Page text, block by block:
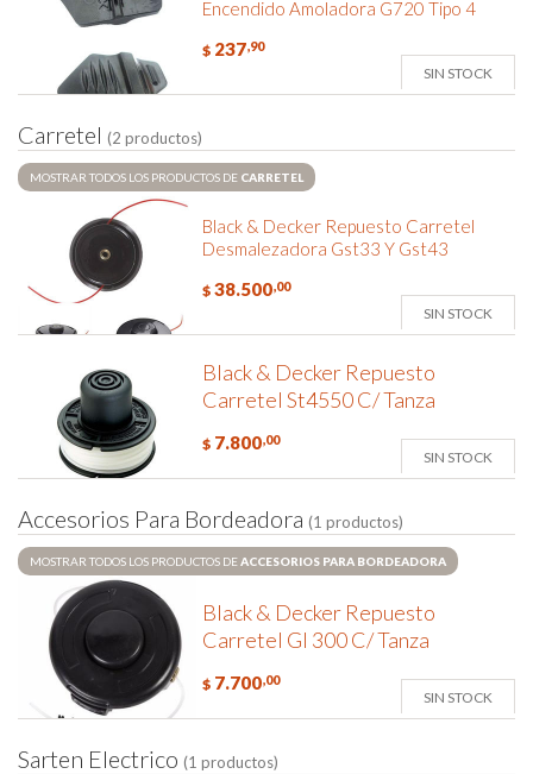
Encendido Amoladora G720 Tipo 4
$ 237,90
SIN STOCK
Carretel (2 productos)
MOSTRAR TODOS LOS PRODUCTOS DE CARRETEL
Black & Decker Repuesto Carretel
Desmalezadora Gst33 Y Gst43
$ 38.500,00
SIN STOCK
Black & Decker Repuesto
Carretel St4550 C/ Tanza
$ 7.800,00
SIN STOCK
Accesorios Para Bordeadora (1 productos)
MOSTRAR TODOS LOS PRODUCTOS DEACCESORIOS PARA BORDEADORA
Black & Decker Repuesto
Carretel Gl 300 C/ Tanza
$ 7.700,00
SIN STOCK
Sarten Electrico (1 productos)